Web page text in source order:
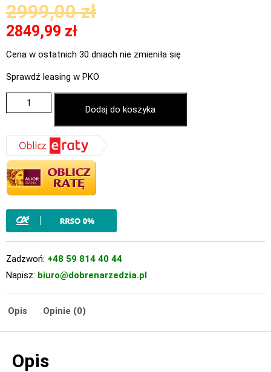
2999,00zł
2849,99 zł
Cena w ostatnich 30 dniach nie zmieniła się
Sprawdź leasing w PKO
Dodaj do koszyka
Zadzwoń: +48 59 814 40 44
Napisz: biuro@dobrenarzedzia.pl
Opis Opinie (0)
Opis